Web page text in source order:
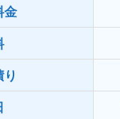
金